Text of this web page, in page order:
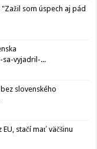
som úspech aj pád
sa-vyjadril-...
slovenského
stačí mať väčšinu